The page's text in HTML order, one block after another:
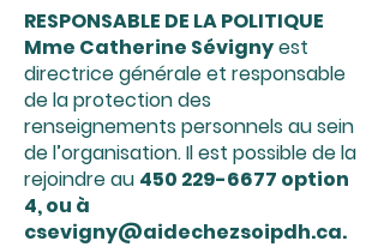
RESPONSABLE DE LA POLITIQUE
Mme Catherine Sévignyest
directrice générale et responsable
de la protection des
renseignements personnels au sein
de l’organisation. Il est possible de la
rejoindre au 450 229-6677 option
4, ou à
csevigny@aidechezsoipdh.ca.